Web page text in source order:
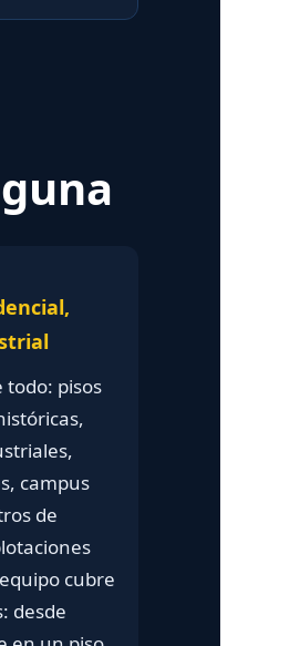
pisos
campus
de
cubre
desde